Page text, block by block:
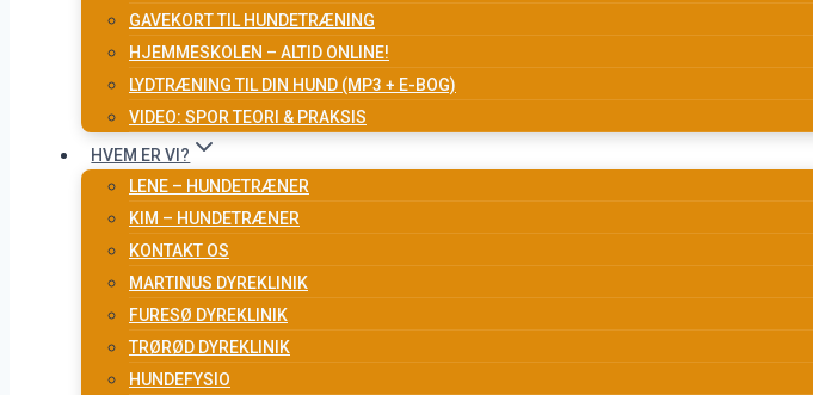
GAVEKORT TIL HUNDETRÆNING
HJEMMESKOLEN – ALTID ONLINE!
LYDTRÆNING TIL DIN HUND (MP3 + E-BOG)
VIDEO: SPOR TEORI & PRAKSIS
HVEM ER VI?
LENE – HUNDETRÆNER
KIM – HUNDETRÆNER
KONTAKT OS
MARTINUS DYREKLINIK
FURESØ DYREKLINIK
TRØRØD DYREKLINIK
HUNDEFYSIO